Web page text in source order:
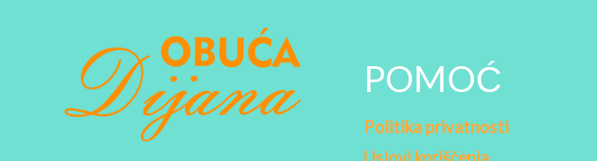
POMOĆ
Politika privatnosti